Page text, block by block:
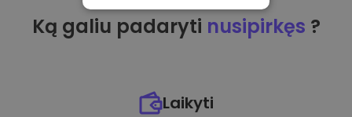
Ką galiu padaryti nusipirkęs ?
Laikyti
VEIKIMĄ GERINANTYS